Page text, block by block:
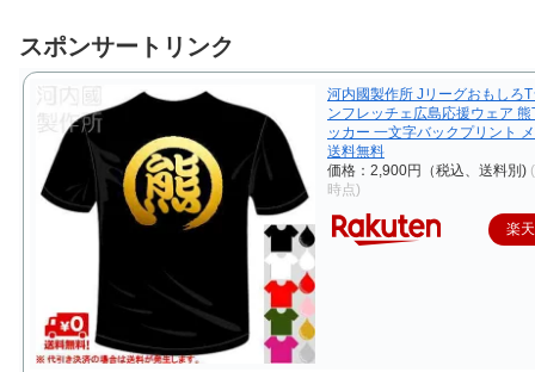
スポンサートリンク
河内國製作所 Jリーグおもしろ
ンフレッチェ広島応援ウェア
ッカー 一文字バックプリント
送料無料
価格：2,900円（税込、送料別)
時点)
楽